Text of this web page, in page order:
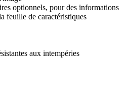
optionnels, pour des informations
feuille de caractéristiques
aux intempéries